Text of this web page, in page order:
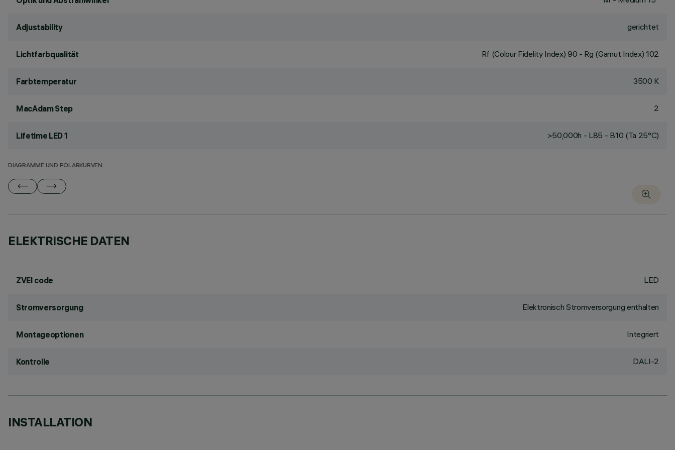
Adjustability gerichtet
Lichtfarbqualität Rf (Colour Fidelity Index) 90 - Rg (Gamut Index) 102
Farbtemperatur 3500 K
MacAdam Step 2
Lifetime LED 1 >50,000h - L85 - B10 (Ta 25°C)
DIAGRAMME UND POLARKURVEN
ELEKTRISCHE DATEN
ZVEI code LED
Stromversorgung Elektronisch Stromversorgung enthalten
Montageoptionen Integriert
Kontrolle DALI-2
INSTALLATION